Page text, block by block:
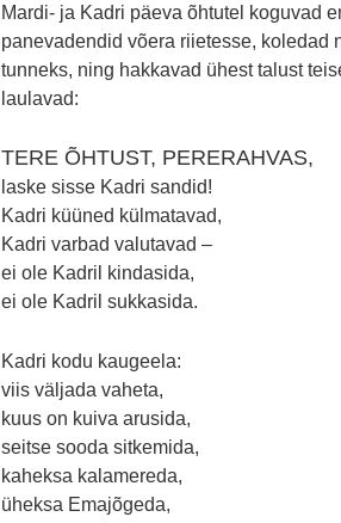
Mardi- ja Kadri päeva õhtutel koguvad
panevadendid võera riietesse, koledad
tunneks, ning hakkavad ühest talust
laulavad:
TERE ÕHTUST, PERERAHVAS,
laske sisse Kadri sandid!
Kadri küüned külmatavad,
Kadri varbad valutavad –
ei ole Kadril kindasida,
ei ole Kadril sukkasida.
Kadri kodu kaugeela:
viis väljada vaheta,
kuus on kuiva arusida,
seitse sooda sitkemida,
kaheksa kalamereda,
üheksa Emajõgeda,